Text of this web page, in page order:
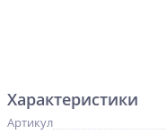
Характеристики
Артикул